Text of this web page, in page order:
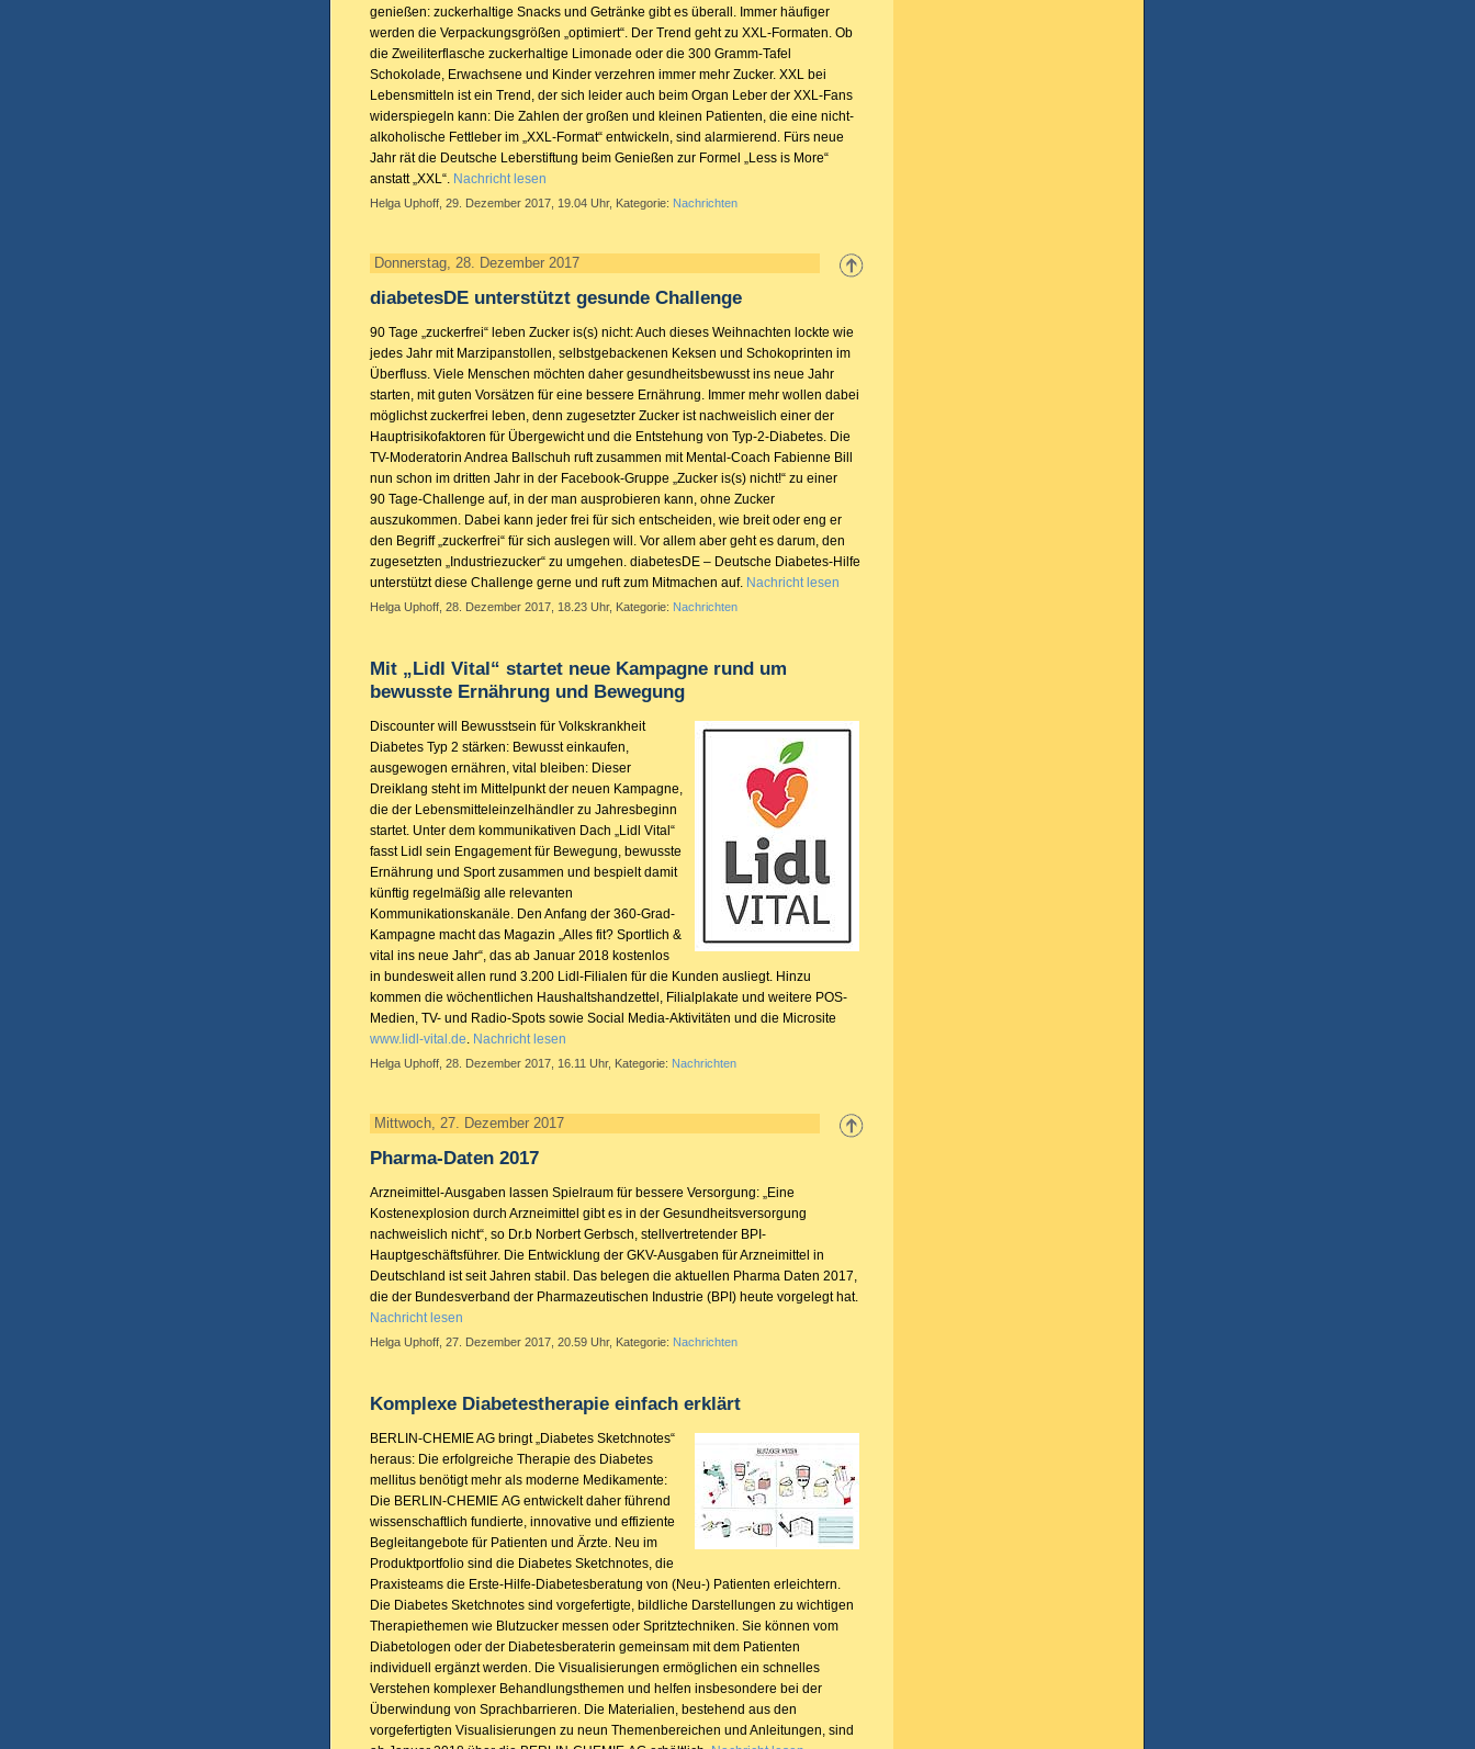
genießen: zuckerhaltige Snacks und Getränke gibt es überall. Immer häufiger
werden die Verpackungsgrößen „optimiert“. Der Trend geht zu XXL-Formaten. Ob
die Zweiliterflasche zuckerhaltige Limonade oder die 300 Gramm-Tafel
Schokolade, Erwachsene und Kinder verzehren immer mehr Zucker. XXL bei
Lebensmitteln ist ein Trend, der sich leider auch beim Organ Leber der XXL-Fans
widerspiegeln kann: Die Zahlen der großen und kleinen Patienten, die eine nicht-
alkoholische Fettleber im „XXL-Format“ entwickeln, sind alarmierend. Fürs neue
Jahr rät die Deutsche Leberstiftung beim Genießen zur Formel „Less is More“
anstatt „XXL“. Nachricht lesen
Helga Uphoff, 29. Dezember 2017, 19.04 Uhr, Kategorie: Nachrichten
Donnerstag, 28. Dezember 2017
diabetesDE unterstützt gesunde Challenge
90 Tage „zuckerfrei“ leben Zucker is(s) nicht: Auch dieses Weihnachten lockte wie
jedes Jahr mit Marzipanstollen, selbstgebackenen Keksen und Schokoprinten im
Überfluss. Viele Menschen möchten daher gesundheitsbewusst ins neue Jahr
starten, mit guten Vorsätzen für eine bessere Ernährung. Immer mehr wollen dabei
möglichst zuckerfrei leben, denn zugesetzter Zucker ist nachweislich einer der
Hauptrisikofaktoren für Übergewicht und die Entstehung von Typ-2-Diabetes. Die
TV-Moderatorin Andrea Ballschuh ruft zusammen mit Mental-Coach Fabienne Bill
nun schon im dritten Jahr in der Facebook-Gruppe „Zucker is(s) nicht!“ zu einer
90 Tage-Challenge auf, in der man ausprobieren kann, ohne Zucker
auszukommen. Dabei kann jeder frei für sich entscheiden, wie breit oder eng er
den Begriff „zuckerfrei“ für sich auslegen will. Vor allem aber geht es darum, den
zugesetzten „Industriezucker“ zu umgehen. diabetesDE – Deutsche Diabetes-Hilfe
unterstützt diese Challenge gerne und ruft zum Mitmachen auf. Nachricht lesen
Helga Uphoff, 28. Dezember 2017, 18.23 Uhr, Kategorie: Nachrichten
Mit „Lidl Vital“ startet neue Kampagne rund um
bewusste Ernährung und Bewegung
Discounter will Bewusstsein für Volkskrankheit
Diabetes Typ 2 stärken: Bewusst einkaufen,
ausgewogen ernähren, vital bleiben: Dieser
Dreiklang steht im Mittelpunkt der neuen Kampagne,
die der Lebensmitteleinzelhändler zu Jahresbeginn
startet. Unter dem kommunikativen Dach „Lidl Vital“
fasst Lidl sein Engagement für Bewegung, bewusste
Ernährung und Sport zusammen und bespielt damit
künftig regelmäßig alle relevanten
Kommunikationskanäle. Den Anfang der 360-Grad-
Kampagne macht das Magazin „Alles fit? Sportlich &
vital ins neue Jahr“, das ab Januar 2018 kostenlos
in bundesweit allen rund 3.200 Lidl-Filialen für die Kunden ausliegt. Hinzu
kommen die wöchentlichen Haushaltshandzettel, Filialplakate und weitere POS-
Medien, TV- und Radio-Spots sowie Social Media-Aktivitäten und die Microsite
www.lidl-vital.de. Nachricht lesen
Helga Uphoff, 28. Dezember 2017, 16.11 Uhr, Kategorie: Nachrichten
Mittwoch, 27. Dezember 2017
Pharma-Daten 2017
Arzneimittel-Ausgaben lassen Spielraum für bessere Versorgung: „Eine
Kostenexplosion durch Arzneimittel gibt es in der Gesundheitsversorgung
nachweislich nicht“, so Dr.b Norbert Gerbsch, stellvertretender BPI-
Hauptgeschäftsführer. Die Entwicklung der GKV-Ausgaben für Arzneimittel in
Deutschland ist seit Jahren stabil. Das belegen die aktuellen Pharma Daten 2017,
die der Bundesverband der Pharmazeutischen Industrie (BPI) heute vorgelegt hat.
Nachricht lesen
Helga Uphoff, 27. Dezember 2017, 20.59 Uhr, Kategorie: Nachrichten
Komplexe Diabetestherapie einfach erklärt
BERLIN-CHEMIE AG bringt „Diabetes Sketchnotes“
heraus: Die erfolgreiche Therapie des Diabetes
mellitus benötigt mehr als moderne Medikamente:
Die BERLIN-CHEMIE AG entwickelt daher führend
wissenschaftlich fundierte, innovative und effiziente
Begleitangebote für Patienten und Ärzte. Neu im
Produktportfolio sind die Diabetes Sketchnotes, die
Praxisteams die Erste-Hilfe-Diabetesberatung von (Neu-) Patienten erleichtern.
Die Diabetes Sketchnotes sind vorgefertigte, bildliche Darstellungen zu wichtigen
Therapiethemen wie Blutzucker messen oder Spritztechniken. Sie können vom
Diabetologen oder der Diabetesberaterin gemeinsam mit dem Patienten
individuell ergänzt werden. Die Visualisierungen ermöglichen ein schnelles
Verstehen komplexer Behandlungsthemen und helfen insbesondere bei der
Überwindung von Sprachbarrieren. Die Materialien, bestehend aus den
vorgefertigten Visualisierungen zu neun Themenbereichen und Anleitungen, sind